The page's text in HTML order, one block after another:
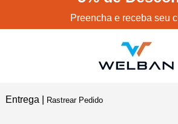
Preencha e receba seu
Entrega | Rastrear Pedido